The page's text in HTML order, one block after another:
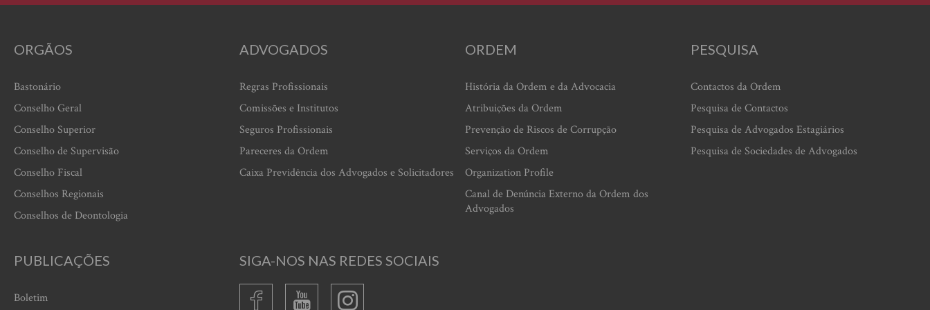
ORGÃOS
Bastonário
Conselho Geral
Conselho Superior
Conselho de Supervisão
Conselho Fiscal
Conselhos Regionais
Conselhos de Deontologia
ADVOGADOS
Regras Profissionais
Comissões e Institutos
Seguros Profissionais
Pareceres da Ordem
Caixa Previdência dos Advogados e Solicitadores
ORDEM
História da Ordem e da Advocacia
Atribuições da Ordem
Prevenção de Riscos de Corrupção
Serviços da Ordem
Organization Profile
Canal de Denúncia Externo da Ordem dos
Advogados
PESQUISA
Contactos da Ordem
Pesquisa de Contactos
Pesquisa de Advogados Estagiários
Pesquisa de Sociedades de Advogados
PUBLICAÇÕES
Boletim
SIGA-NOS NAS REDES SOCIAIS